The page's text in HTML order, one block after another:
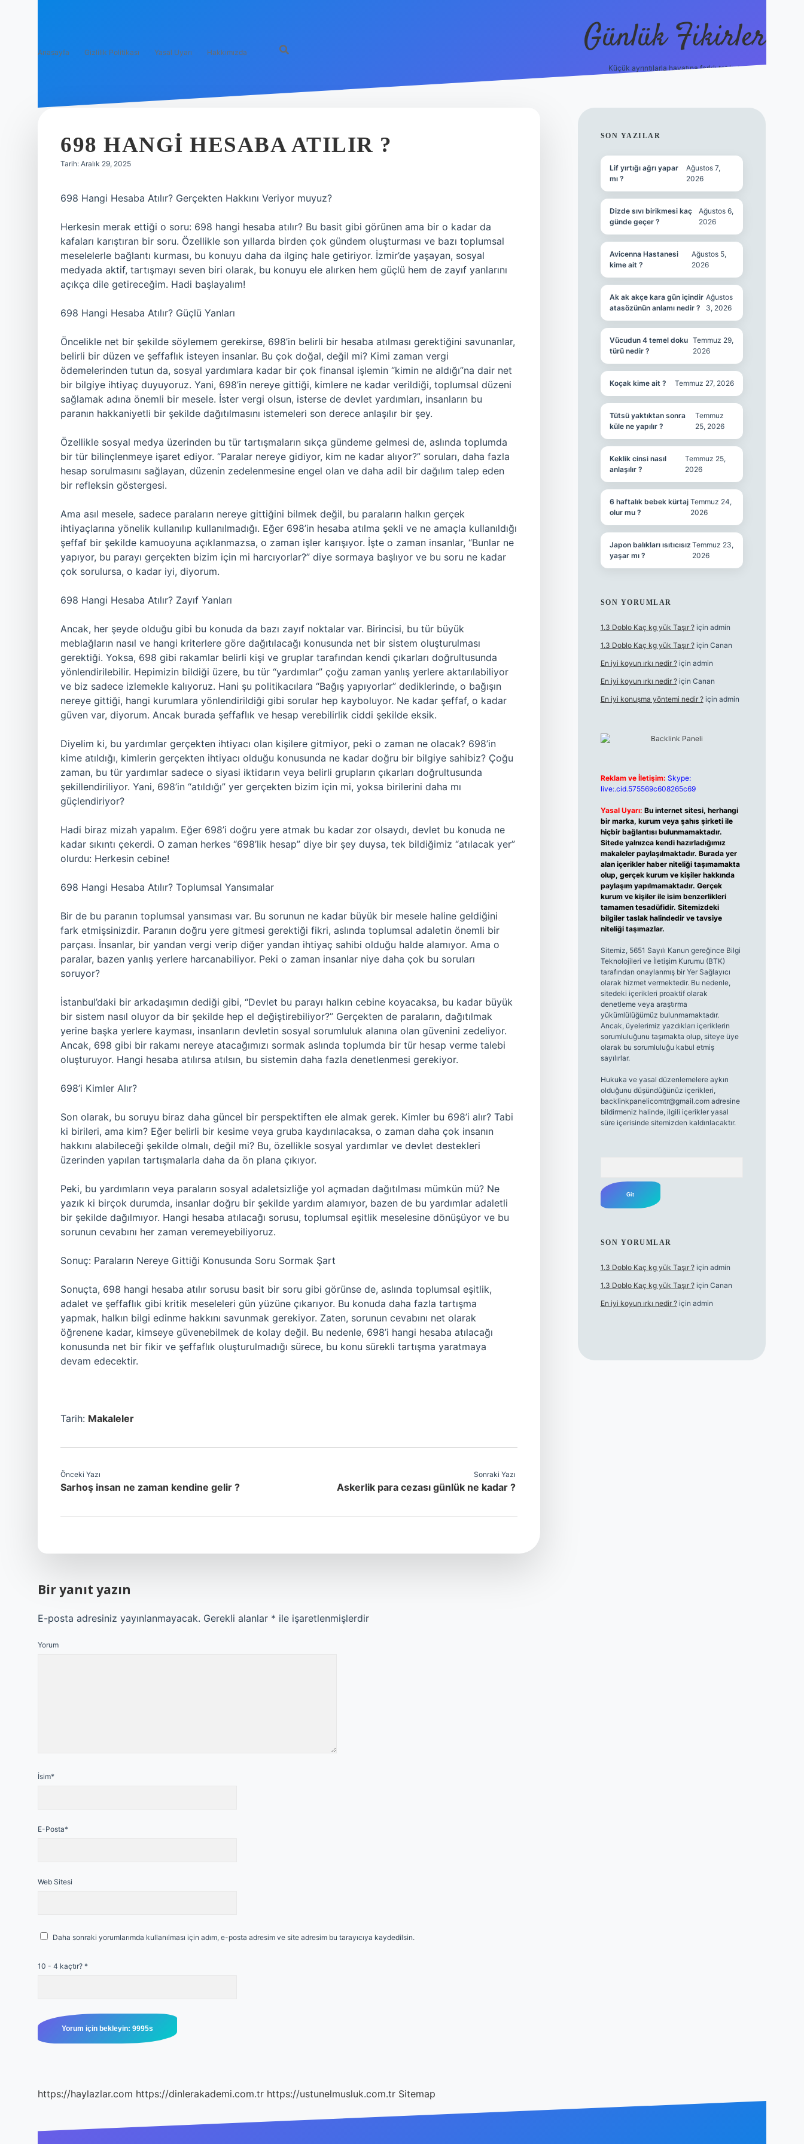
Anasayfa Gizlilik Politikası Yasal Uyarı Hakkımızda Günlük Fikirler
Küçük ayrıntılarla hayatına farklı tat kat.
698 HANGI HESABA ATILIR ?
Tarih: Aralık 29, 2025
698 Hangi Hesaba Atılır? Gerçekten Hakkını Veriyor muyuz?
Herkesin merak ettiği o soru: 698 hangi hesaba atılır? Bu basit gibi görünen ama bir o kadar da
kafaları karıştıran bir soru. Özellikle son yıllarda birden çok gündem oluşturması ve bazı toplumsal
meselelerle bağlantı kurması, bu konuyu daha da ilginç hale getiriyor. İzmir’de yaşayan, sosyal
medyada aktif, tartışmayı seven biri olarak, bu konuyu ele alırken hem güçlü hem de zayıf yanlarını
açıkça dile getireceğim. Hadi başlayalım!
698 Hangi Hesaba Atılır? Güçlü Yanları
Öncelikle net bir şekilde söylemem gerekirse, 698’in belirli bir hesaba atılması gerektiğini savunanlar,
belirli bir düzen ve şeffaflık isteyen insanlar. Bu çok doğal, değil mi? Kimi zaman vergi
ödemelerinden tutun da, sosyal yardımlara kadar bir çok finansal işlemin “kimin ne aldığı”na dair net
bir bilgiye ihtiyaç duyuyoruz. Yani, 698’in nereye gittiği, kimlere ne kadar verildiği, toplumsal düzeni
sağlamak adına önemli bir mesele. İster vergi olsun, isterse de devlet yardımları, insanların bu
paranın hakkaniyetli bir şekilde dağıtılmasını istemeleri son derece anlaşılır bir şey.
Özellikle sosyal medya üzerinden bu tür tartışmaların sıkça gündeme gelmesi de, aslında toplumda
bir tür bilinçlenmeye işaret ediyor. “Paralar nereye gidiyor, kim ne kadar alıyor?” soruları, daha fazla
hesap sorulmasını sağlayan, düzenin zedelenmesine engel olan ve daha adil bir dağılım talep eden
bir refleksin göstergesi.
Ama asıl mesele, sadece paraların nereye gittiğini bilmek değil, bu paraların halkın gerçek
ihtiyaçlarına yönelik kullanılıp kullanılmadığı. Eğer 698’in hesaba atılma şekli ve ne amaçla kullanıldığı
şeffaf bir şekilde kamuoyuna açıklanmazsa, o zaman işler karışıyor. İşte o zaman insanlar, “Bunlar ne
yapıyor, bu parayı gerçekten bizim için mi harcıyorlar?” diye sormaya başlıyor ve bu soru ne kadar
çok sorulursa, o kadar iyi, diyorum.
698 Hangi Hesaba Atılır? Zayıf Yanları
Ancak, her şeyde olduğu gibi bu konuda da bazı zayıf noktalar var. Birincisi, bu tür büyük
meblağların nasıl ve hangi kriterlere göre dağıtılacağı konusunda net bir sistem oluşturulması
gerektiği. Yoksa, 698 gibi rakamlar belirli kişi ve gruplar tarafından kendi çıkarları doğrultusunda
yönlendirilebilir. Hepimizin bildiği üzere, bu tür “yardımlar” çoğu zaman yanlış yerlere aktarılabiliyor
ve biz sadece izlemekle kalıyoruz. Hani şu politikacılara “Bağış yapıyorlar” dediklerinde, o bağışın
nereye gittiği, hangi kurumlara yönlendirildiği gibi sorular hep kayboluyor. Ne kadar şeffaf, o kadar
güven var, diyorum. Ancak burada şeffaflık ve hesap verebilirlik ciddi şekilde eksik.
Diyelim ki, bu yardımlar gerçekten ihtiyacı olan kişilere gitmiyor, peki o zaman ne olacak? 698’in
kime atıldığı, kimlerin gerçekten ihtiyacı olduğu konusunda ne kadar doğru bir bilgiye sahibiz? Çoğu
zaman, bu tür yardımlar sadece o siyasi iktidarın veya belirli grupların çıkarları doğrultusunda
şekillendiriliyor. Yani, 698’in “atıldığı” yer gerçekten bizim için mi, yoksa birilerini daha mı
güçlendiriyor?
Hadi biraz mizah yapalım. Eğer 698’i doğru yere atmak bu kadar zor olsaydı, devlet bu konuda ne
kadar sıkıntı çekerdi. O zaman herkes “698’lik hesap” diye bir şey duysa, tek bildiğimiz “atılacak yer”
olurdu: Herkesin cebine!
698 Hangi Hesaba Atılır? Toplumsal Yansımalar
Bir de bu paranın toplumsal yansıması var. Bu sorunun ne kadar büyük bir mesele haline geldiğini
fark etmişsinizdir. Paranın doğru yere gitmesi gerektiği fikri, aslında toplumsal adaletin önemli bir
parçası. İnsanlar, bir yandan vergi verip diğer yandan ihtiyaç sahibi olduğu halde alamıyor. Ama o
paralar, bazen yanlış yerlere harcanabiliyor. Peki o zaman insanlar niye daha çok bu soruları
soruyor?
İstanbul’daki bir arkadaşımın dediği gibi, “Devlet bu parayı halkın cebine koyacaksa, bu kadar büyük
bir sistem nasıl oluyor da bir şekilde hep el değiştirebiliyor?” Gerçekten de paraların, dağıtılmak
yerine başka yerlere kayması, insanların devletin sosyal sorumluluk alanına olan güvenini zedeliyor.
Ancak, 698 gibi bir rakamı nereye atacağımızı sormak aslında toplumda bir tür hesap verme talebi
oluşturuyor. Hangi hesaba atılırsa atılsın, bu sistemin daha fazla denetlenmesi gerekiyor.
698’i Kimler Alır?
Son olarak, bu soruyu biraz daha güncel bir perspektiften ele almak gerek. Kimler bu 698’i alır? Tabi
ki birileri, ama kim? Eğer belirli bir kesime veya gruba kaydırılacaksa, o zaman daha çok insanın
hakkını alabileceği şekilde olmalı, değil mi? Bu, özellikle sosyal yardımlar ve devlet destekleri
üzerinden yapılan tartışmalarla daha da ön plana çıkıyor.
Peki, bu yardımların veya paraların sosyal adaletsizliğe yol açmadan dağıtılması mümkün mü? Ne
yazık ki birçok durumda, insanlar doğru bir şekilde yardım alamıyor, bazen de bu yardımlar adaletli
bir şekilde dağılmıyor. Hangi hesaba atılacağı sorusu, toplumsal eşitlik meselesine dönüşüyor ve bu
sorunun cevabını her zaman veremeyebiliyoruz.
Sonuç: Paraların Nereye Gittiği Konusunda Soru Sormak Şart
Sonuçta, 698 hangi hesaba atılır sorusu basit bir soru gibi görünse de, aslında toplumsal eşitlik,
adalet ve şeffaflık gibi kritik meseleleri gün yüzüne çıkarıyor. Bu konuda daha fazla tartışma
yapmak, halkın bilgi edinme hakkını savunmak gerekiyor. Zaten, sorunun cevabını net olarak
öğrenene kadar, kimseye güvenebilmek de kolay değil. Bu nedenle, 698’i hangi hesaba atılacağı
konusunda net bir fikir ve şeffaflık oluşturulmadığı sürece, bu konu sürekli tartışma yaratmaya
devam edecektir.
Tarih: Makaleler
Önceki Yazı
Sarhoş insan ne zaman kendine gelir ?
Sonraki Yazı
Askerlik para cezası günlük ne kadar ?
Bir yanıt yazın
E-posta adresiniz yayınlanmayacak. Gerekli alanlar * ile işaretlenmişlerdir
Yorum
İsim*
E-Posta*
Web Sitesi
Daha sonraki yorumlarımda kullanılması için adım, e-posta adresim ve site adresim bu tarayıcıya kaydedilsin.
10 - 4 kaçtır? *
https://haylazlar.com https://dinlerakademi.com.tr https://ustunelmusluk.com.tr Sitemap
SIDEBAR
SON YAZILAR
Lif yırtığı ağrı yapar
mı ?
Ağustos 7,
2026
Dizde sıvı birikmesi kaç
günde geçer ?
Ağustos 6,
2026
Avicenna Hastanesi
kime ait ?
Ağustos 5,
2026
Ak ak akçe kara gün içindir
atasözünün anlamı nedir ?
Ağustos
3, 2026
Vücudun 4 temel doku
türü nedir ?
Temmuz 29,
2026
Koçak kime ait ? Temmuz 27, 2026
Tütsü yaktıktan sonra
küle ne yapılır ?
Temmuz
25, 2026
Keklik cinsi nasıl
anlaşılır ?
Temmuz 25,
2026
6 haftalık bebek kürtaj
olur mu ?
Temmuz 24,
2026
Japon balıkları ısıtıcısız
yaşar mı ?
Temmuz 23,
2026
SON YORUMLAR
1.3 Doblo Kaç kg yük Taşır ?için admin
1.3 Doblo Kaç kg yük Taşır ?için Canan
En iyi koyun ırkı nedir ?için admin
En iyi koyun ırkı nedir ?için Canan
En iyi konuşma yöntemi nedir ?için admin
Reklam ve İletişim: Skype:
live:.cid.575569c608265c69
Yasal Uyarı: Bu internet sitesi, herhangi
bir marka, kurum veya şahıs şirketi ile
hiçbir bağlantısı bulunmamaktadır.
Sitede yalnızca kendi hazırladığımız
makaleler paylaşılmaktadır. Burada yer
alan içerikler haber niteliği taşımamakta
olup, gerçek kurum ve kişiler hakkında
paylaşım yapılmamaktadır. Gerçek
kurum ve kişiler ile isim benzerlikleri
tamamen tesadüfidir. Sitemizdeki
bilgiler taslak halindedir ve tavsiye
niteliği taşımazlar.
Sitemiz, 5651 Sayılı Kanun gereğince Bilgi
Teknolojileri ve İletişim Kurumu (BTK)
tarafından onaylanmış bir Yer Sağlayıcı
olarak hizmet vermektedir. Bu nedenle,
sitedeki içerikleri proaktif olarak
denetleme veya araştırma
yükümlülüğümüz bulunmamaktadır.
Ancak, üyelerimiz yazdıkları içeriklerin
sorumluluğunu taşımakta olup, siteye üye
olarak bu sorumluluğu kabul etmiş
sayılırlar.
Hukuka ve yasal düzenlemelere aykırı
olduğunu düşündüğünüz içerikleri,
backlinkpanelicomtr@gmail.comadresine
bildirmeniz halinde, ilgili içerikler yasal
süre içerisinde sitemizden kaldırılacaktır.
SON YORUMLAR
1.3 Doblo Kaç kg yük Taşır ?için admin
1.3 Doblo Kaç kg yük Taşır ?için Canan
En iyi koyun ırkı nedir ?için admin
ilbet yeni giriş